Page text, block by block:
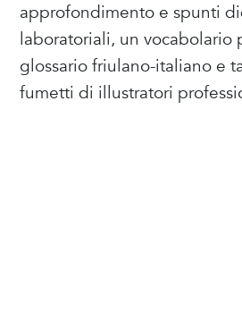
approfondimento e spunti
laboratoriali, un vocabolario
glossario friulano-italiano e
fumetti di illustratori